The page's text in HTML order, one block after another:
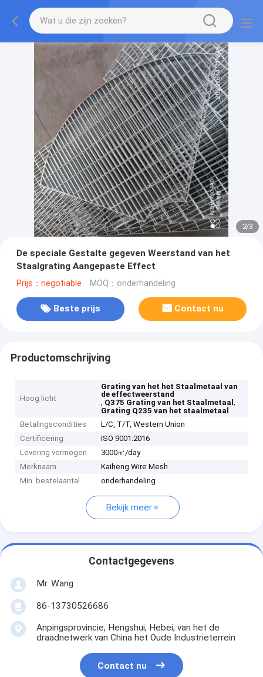
2/3
De speciale Gestalte gegeven Weerstand van het
Staalgrating Aangepaste Effect
Prijs：negotiable MOQ：onderhandeling
Beste prijs Contact nu
Productomschrijving
Hoog licht
Grating van het het Staalmetaal van
de effectweerstand
, Q375 Grating van het Staalmetaal,
Grating Q235 van het staalmetaal
Betalingscondities
L/C, T/T, Western Union
Certificering
ISO 9001:2016
Levering vermogen
3000㎡/day
Merknaam
Kaiheng Wire Mesh
Min. bestelaantal
onderhandeling
Bekijk meer
Contactgegevens
Mr. Wang
86-13730526686
Anpingsprovincie, Hengshui, Hebei, van het de
draadnetwerk van China het Oude Industrieterrein
Contact nu